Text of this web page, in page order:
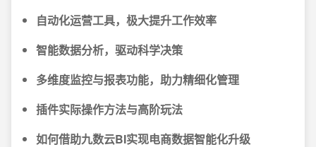
自动化运营工具，极大提升工作效率
智能数据分析，驱动科学决策
多维度监控与报表功能，助力精细化管理
插件实际操作方法与高阶玩法
如何借助九数云BI实现电商数据智能化升级